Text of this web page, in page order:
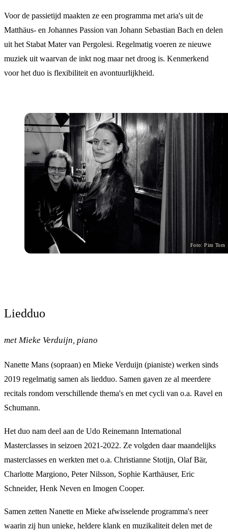
Voor de passietijd maakten ze een programma met aria's uit de
Matthäus- en Johannes Passion van Johann Sebastian Bach en delen
uit het Stabat Mater van Pergolesi. Regelmatig voeren ze nieuwe
muziek uit waarvan de inkt nog maar net droog is. Kenmerkend
voor het duo is flexibiliteit en avontuurlijkheid.
Foto: Pim Torn
Liedduo
met Mieke Verduijn, piano
Nanette Mans (sopraan) en Mieke Verduijn (pianiste) werken sinds
2019 regelmatig samen als liedduo. Samen gaven ze al meerdere
recitals rondom verschillende thema's en met cycli van o.a. Ravel en
Schumann.
Het duo nam deel aan de Udo Reinemann International
Masterclasses in seizoen 2021-2022. Ze volgden daar maandelijks
masterclasses en werkten met o.a. Christianne Stotijn, Olaf Bär,
Charlotte Margiono, Peter Nilsson, Sophie Karthäuser, Eric
Schneider, Henk Neven en Imogen Cooper.
Samen zetten Nanette en Mieke afwisselende programma's neer
waarin zij hun unieke, heldere klank en muzikaliteit delen met de